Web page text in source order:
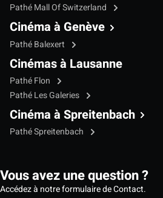
Pathé Mall Of Switzerland
Cinéma à Genève
Pathé Balexert
Cinémas à Lausanne
Pathé Flon
Pathé Les Galeries
Cinéma à Spreitenbach
Pathé Spreitenbach
Vous avez une question ?
Accédez à notre formulaire de Contact.